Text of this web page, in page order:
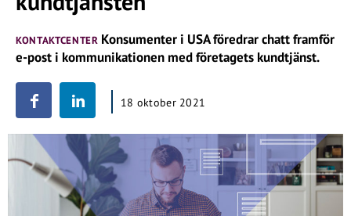
KONTAKTCENTER Konsumenter i USA föredrar chatt framför
e-post i kommunikationen med företagets kundtjänst.
18 oktober 2021